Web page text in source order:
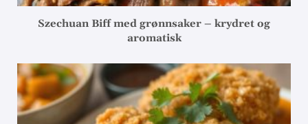
Szechuan Biff med grønnsaker – krydret og
aromatisk